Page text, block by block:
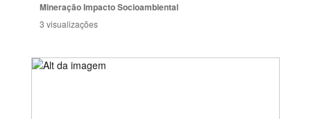
MineraçãoImpacto Socioambiental
3 visualizações